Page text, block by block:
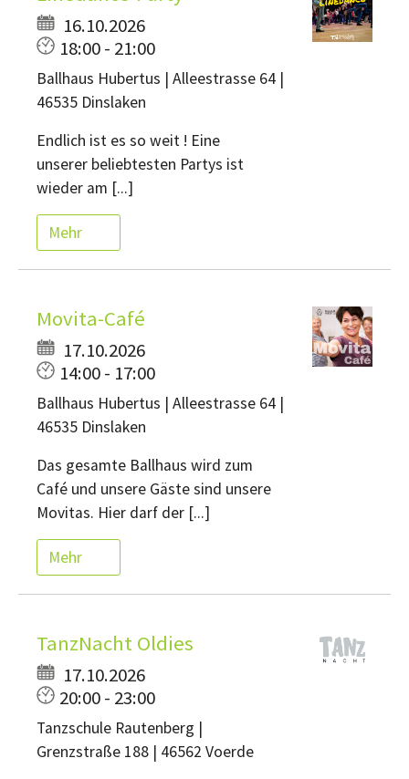
16.10.2026
18:00 - 21:00
Ballhaus Hubertus | Alleestrasse 64 |
46535 Dinslaken
Endlich ist es so weit ! Eine
unserer beliebtesten Partys ist
wieder am [...]
Mehr
Movita-Café
17.10.2026
14:00 - 17:00
Ballhaus Hubertus | Alleestrasse 64 |
46535 Dinslaken
Das gesamte Ballhaus wird zum
Café und unsere Gäste sind unsere
Movitas. Hier darf der [...]
Mehr
TanzNacht Oldies
17.10.2026
20:00 - 23:00
Tanzschule Rautenberg |
Grenzstraße 188 | 46562 Voerde